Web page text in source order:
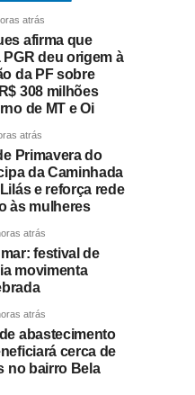
atrás
afirma que
deu origem à
da PF sobre
308 milhões
de MT e Oi
atrás
Primavera do
da Caminhada
e reforça rede
às mulheres
atrás
festival de
movimenta
atrás
abastecimento
cerca de
no bairro Bela